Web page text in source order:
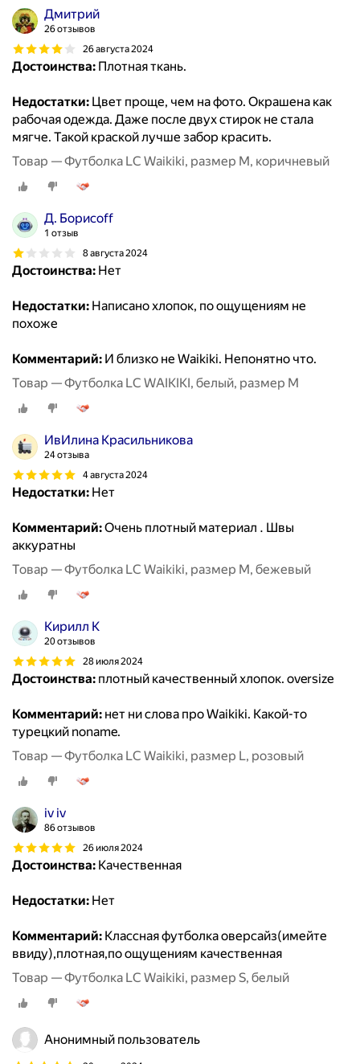
Дмитрий
26 отзывов
26 августа 2024
Достоинства: Плотная ткань.
Недостатки: Цвет проще, чем на фото. Окрашена как
рабочая одежда. Даже после двух стирок не стала
мягче. Такой краской лучше забор красить.
Товар — Футболка LC Waikiki, размер M, коричневый
Д. Борисоff
1 отзыв
8 августа 2024
Достоинства: Нет
Недостатки: Написано хлопок, по ощущениям не
похоже
Комментарий: И близко не Waikiki. Непонятно что.
Товар — Футболка LC WAIKIKI, белый, размер M
ИвИлина Красильникова
24 отзыва
4 августа 2024
Недостатки: Нет
Комментарий:Очень плотный материал . Швы
аккуратны
Товар — Футболка LC Waikiki, размер M, бежевый
Кирилл К
20 отзывов
28 июля 2024
Достоинства: плотный качественный хлопок. oversize
Комментарий: нет ни слова про Waikiki. Какой-то
турецкий noname.
Товар — Футболка LC Waikiki, размер L, розовый
iv iv
86 отзывов
26 июля 2024
Достоинства: Качественная
Недостатки: Нет
Комментарий: Классная футболка оверсайз(имейте
ввиду),плотная,по ощущениям качественная
Товар — Футболка LC Waikiki, размер S, белый
Анонимный пользователь